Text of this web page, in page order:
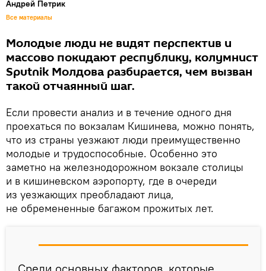
Андрей Петрик
Все материалы
Молодые люди не видят перспектив и
массово покидают республику, колумнист
Sputnik Молдова разбирается, чем вызван
такой отчаянный шаг.
Если провести анализ и в течение одного дня
проехаться по вокзалам Кишинева, можно понять,
что из страны уезжают люди преимущественно
молодые и трудоспособные. Особенно это
заметно на железнодорожном вокзале столицы
и в кишиневском аэропорту, где в очереди
из уезжающих преобладают лица,
не обремененные багажом прожитых лет.